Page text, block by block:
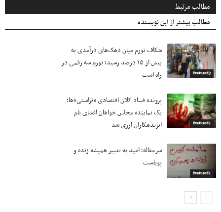
مطالب مرتبط
مطالب بیشتر از این نویسنده
Featured2
شکاف تورم میان دهک‌های درآمدی به
بیش از ۱۵ درصد رسید؛ تورم سه رقمی در
راه است
Featured1
پرونده فساد کلان اقتصادی «تراستی»ها؛
یک نماینده مجلس خواهان افشای نام
ابربدهکاران ارزی شد
Featured1
سرمقاله؛ امید به تغییر همیشه زنده و
پویاست